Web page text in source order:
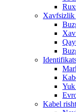
Xavfsizlik
Yuk
Kabel